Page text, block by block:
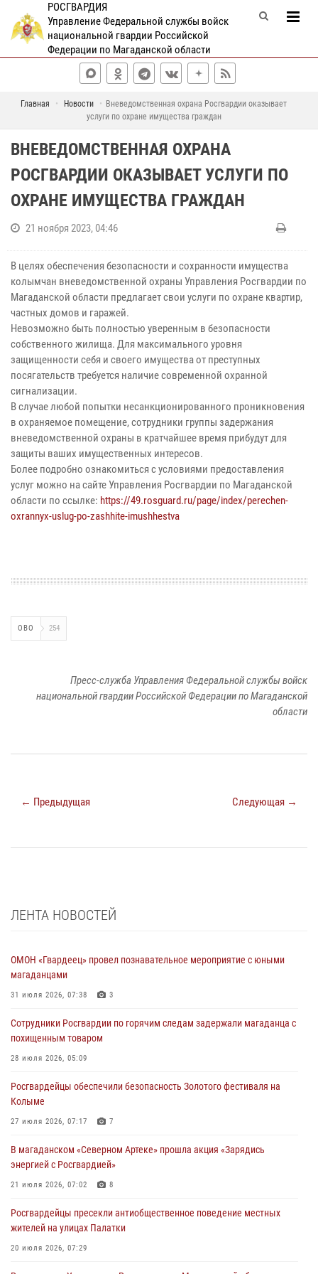
РОСГВАРДИЯ
Управление Федеральной службы войск
национальной гвардии Российской
Федерации по Магаданской области
Главная Новости
Вневедомственная охрана Росгвардии оказывает
услуги по охране имущества граждан
ВНЕВЕДОМСТВЕННАЯ ОХРАНА
РОСГВАРДИИ ОКАЗЫВАЕТ УСЛУГИ ПО
ОХРАНЕ ИМУЩЕСТВА ГРАЖДАН
21 ноября 2023, 04:46
В целях обеспечения безопасности и сохранности имущества
колымчан вневедомственной охраны Управления Росгвардии по
Магаданской области предлагает свои услуги по охране квартир,
частных домов и гаражей.
Невозможно быть полностью уверенным в безопасности
собственного жилища. Для максимального уровня
защищенности себя и своего имущества от преступных
посягательств требуется наличие современной охранной
сигнализации.
В случае любой попытки несанкционированного проникновения
в охраняемое помещение, сотрудники группы задержания
вневедомственной охраны в кратчайшее время прибудут для
защиты ваших имущественных интересов.
Более подробно ознакомиться с условиями предоставления
услуг можно на сайте Управления Росгвардии по Магаданской
области по ссылке: https://49.rosguard.ru/page/index/perechen-
oxrannyx-uslug-po-zashhite-imushhestva
ОВО 254
Пресс-служба Управления Федеральной службы войск
национальной гвардии Российской Федерации по Магаданской
области
← Предыдущая Следующая →
ЛЕНТА НОВОСТЕЙ
ОМОН «Гвардеец» провел познавательное мероприятие с юными
магаданцами
31 июля 2026, 07:38 3
Сотрудники Росгвардии по горячим следам задержали магаданца с
похищенным товаром
28 июля 2026, 05:09
Росгвардейцы обеспечили безопасность Золотого фестиваля на
Колыме
27 июля 2026, 07:17 7
В магаданском «Северном Артеке» прошла акция «Зарядись
энергией с Росгвардией»
21 июля 2026, 07:02 8
Росгвардейцы пресекли антиобщественное поведение местных
жителей на улицах Палатки
20 июля 2026, 07:29